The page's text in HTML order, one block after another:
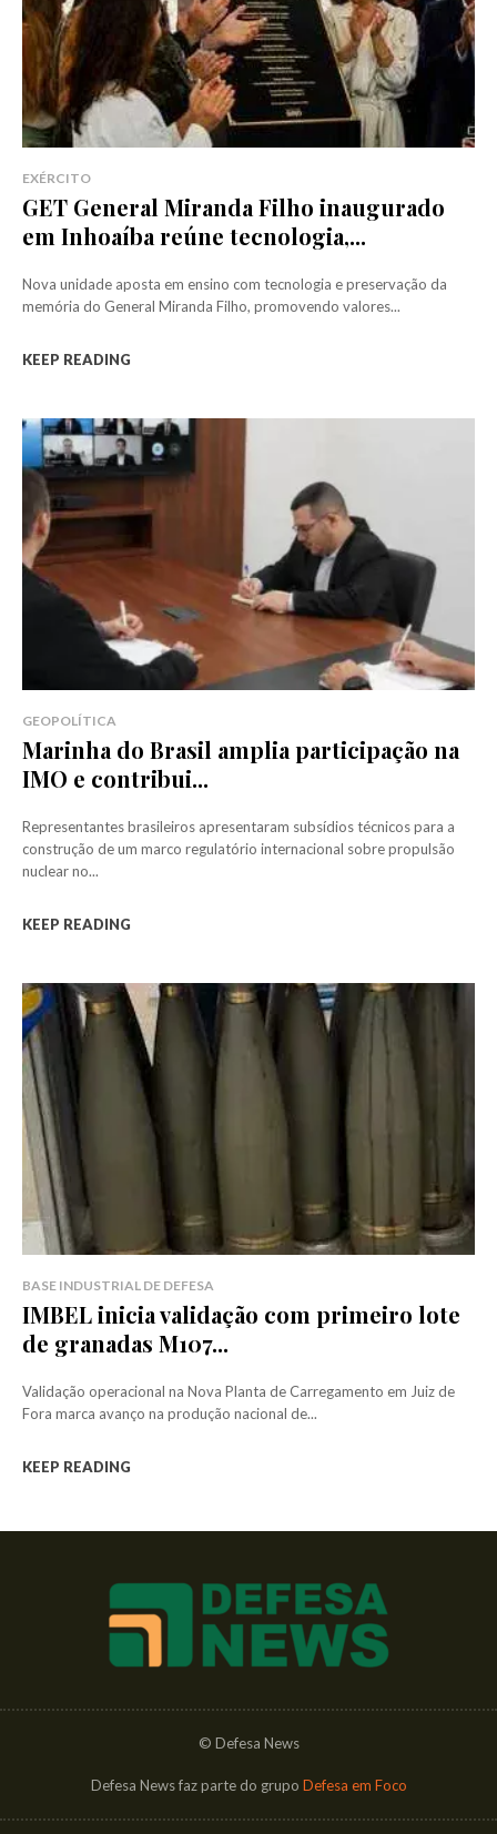
EXÉRCITO
GET General Miranda Filho inaugurado
em Inhoaíba reúne tecnologia,...
Nova unidade aposta em ensino com tecnologia e preservação da
memória do General Miranda Filho, promovendo valores...
KEEP READING
GEOPOLÍTICA
Marinha do Brasil amplia participação na
IMO e contribui...
Representantes brasileiros apresentaram subsídios técnicos para a
construção de um marco regulatório internacional sobre propulsão
nuclear no...
KEEP READING
BASE INDUSTRIAL DE DEFESA
IMBEL inicia validação com primeiro lote
de granadas M107...
Validação operacional na Nova Planta de Carregamento em Juiz de
Fora marca avanço na produção nacional de...
KEEP READING
© Defesa News
Defesa News faz parte do grupo Defesa em Foco